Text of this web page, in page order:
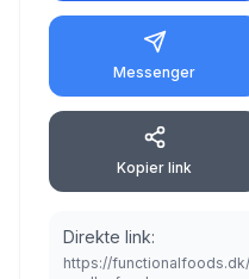
Messenger
Kopier link
Direkte link:
https://